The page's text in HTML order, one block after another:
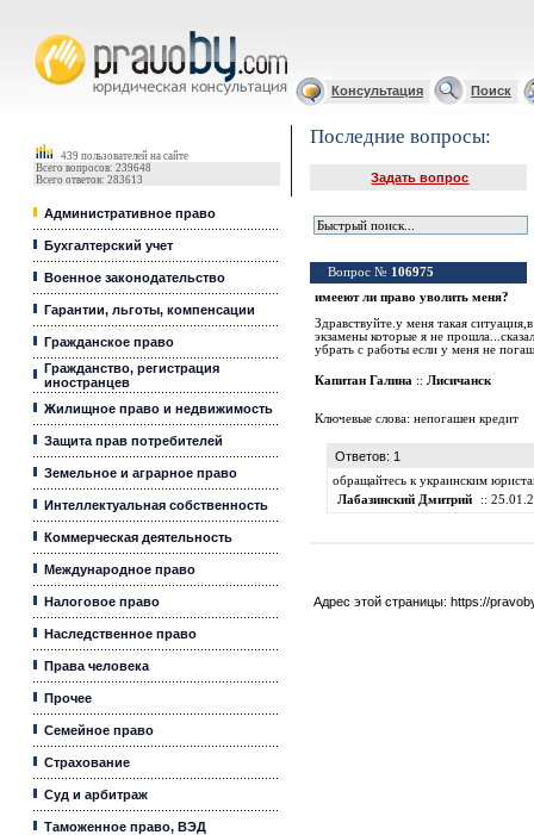
Консультация Поиск
439 пользователей на сайте
Всего вопросов: 239648
Всего ответов: 283613
Административное право
Бухгалтерский учет
Военное законодательство
Гарантии, льготы, компенсации
Гражданское право
Гражданство, регистрация
иностранцев
Жилищное право и недвижимость
Защита прав потребителей
Земельное и аграрное право
Интеллектуальная собственность
Коммерческая деятельность
Международное право
Налоговое право
Наследственное право
Права человека
Прочее
Семейное право
Страхование
Суд и арбитраж
Таможенное право, ВЭД
Последние вопросы:
Задать вопрос
Вопрос № 106975
имееют ли право уволить меня?
Здравствуйте.у меня такая
экзамены которые я не
убрать с работы если у меня не
Капитан Галина :: Лисичанск
Ключевые слова: непогашен кредит
Ответов: 1
обращайтесь к украинским
Лабазинский Дмитрий
::
Адрес этой страницы: https://